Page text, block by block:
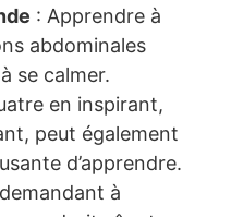
: Apprendre à
abdominales
se calmer.
en inspirant,
peut également
d’apprendre.
à